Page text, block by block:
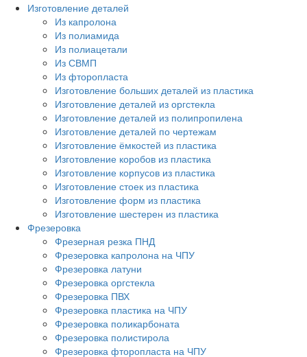
Изготовление деталей
Из капролона
Из полиамида
Из полиацетали
Из СВМП
Из фторопласта
Изготовление больших деталей из пластика
Изготовление деталей из оргстекла
Изготовление деталей из полипропилена
Изготовление деталей по чертежам
Изготовление ёмкостей из пластика
Изготовление коробов из пластика
Изготовление корпусов из пластика
Изготовление стоек из пластика
Изготовление форм из пластика
Изготовление шестерен из пластика
Фрезеровка
Фрезерная резка ПНД
Фрезеровка капролона на ЧПУ
Фрезеровка латуни
Фрезеровка оргстекла
Фрезеровка ПВХ
Фрезеровка пластика на ЧПУ
Фрезеровка поликарбоната
Фрезеровка полистирола
Фрезеровка фторопласта на ЧПУ